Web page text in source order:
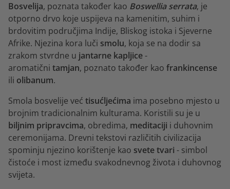
Bosvelija, poznata također kao Boswellia serrata, je
otporno drvo koje uspijeva na kamenitim, suhim i
brdovitim područjima Indije, Bliskog istoka i Sjeverne
Afrike. Njezina kora luči smolu, koja se na dodir sa
zrakom stvrdne u jantarne kapljice-
aromatični tamjan, poznato također kao frankincense
ili olibanum.
Smola bosvelije već tisućljećima ima posebno mjesto u
brojnim tradicionalnim kulturama. Koristili su je u
biljnim pripravcima, obredima, meditaciji i duhovnim
ceremonijama. Drevni tekstovi različitih civilizacija
spominju njezino korištenje kao svete tvari - simbol
čistoće i most između svakodnevnog života i duhovnog
svijeta.